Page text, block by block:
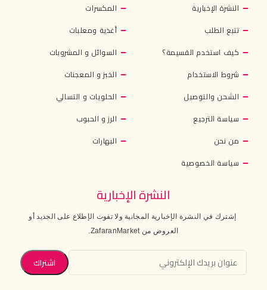
النشرة الإخبارية
تتبع الطلب
كيف استخدم القسيمة؟
شروط الاستخدام
الشحن والتوصيل
سياسة الترجيع
من نحن
سياسة الخصوصية
المكسرات
أغذية ومعلبات
السوائل و المشروبات
الخبز و المعجنات
الحلويات و التسالي
الرز و الحبوب
البهارات
النشرة الإخبارية
إشترك في النشرة الإخبارية المجانية ولا تفوت الإطلاع على الجديد أو
العروض من ZafaranMarket.